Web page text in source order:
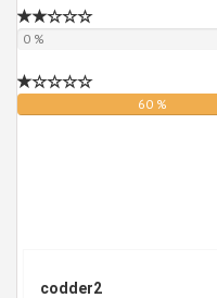
0 %
60 %
codder2